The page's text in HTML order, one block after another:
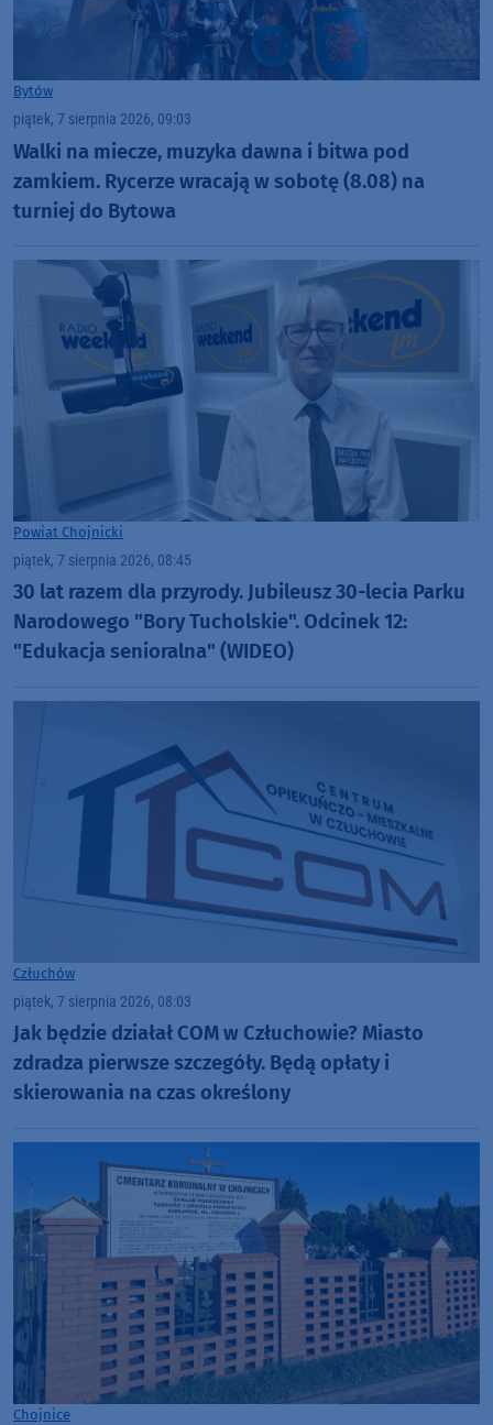
Bytów
piątek, 7 sierpnia 2026, 09:03
Walki na miecze, muzyka dawna i bitwa pod
zamkiem. Rycerze wracają w sobotę (8.08) na
turniej do Bytowa
Powiat Chojnicki
piątek, 7 sierpnia 2026, 08:45
30 lat razem dla przyrody. Jubileusz 30-lecia Parku
Narodowego "Bory Tucholskie". Odcinek 12:
"Edukacja senioralna" (WIDEO)
Człuchów
piątek, 7 sierpnia 2026, 08:03
Jak będzie działał COM w Człuchowie? Miasto
zdradza pierwsze szczegóły. Będą opłaty i
skierowania na czas określony
Chojnice